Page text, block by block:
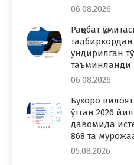
06.08.2026
Рақобат
тадбиркордан
ундирилган
таъминланди
06.08.2026
Бухоро
ўтган 2026
давомида
868 та
05.08.2026